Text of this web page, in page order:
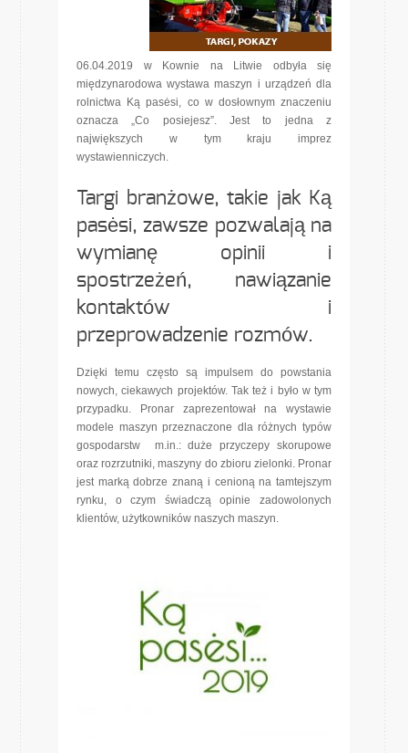
06.04.2019 w Kownie na Litwie odbyła się
międzynarodowa wystawa maszyn i urządzeń dla
rolnictwa Ką pasėsi, co w dosłownym znaczeniu
oznacza „Co posiejesz”. Jest to jedna z
największych w tym kraju imprez
wystawienniczych.
Targi branżowe, takie jak Ką
pasėsi, zawsze pozwalają na
wymianę opinii i
spostrzeżeń, nawiązanie
kontaktów i
przeprowadzenie rozmów.
Dzięki temu często są impulsem do powstania
nowych, ciekawych projektów. Tak też i było w tym
przypadku. Pronar zaprezentował na wystawie
modele maszyn przeznaczone dla różnych typów
gospodarstw m.in.: duże przyczepy skorupowe
oraz rozrzutniki, maszyny do zbioru zielonki. Pronar
jest marką dobrze znaną i cenioną na tamtejszym
rynku, o czym świadczą opinie zadowolonych
klientów, użytkowników naszych maszyn.